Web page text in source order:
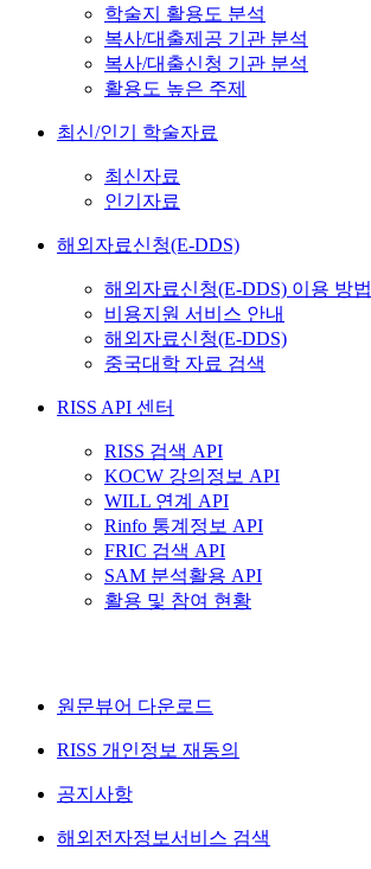
학술지 활용도 분석
복사/대출제공 기관 분석
복사/대출신청 기관 분석
활용도 높은 주제
최신/인기 학술자료
최신자료
인기자료
해외자료신청(E-DDS)
해외자료신청(E-DDS) 이용 방법
비용지원 서비스 안내
해외자료신청(E-DDS)
중국대학 자료 검색
RISS API 센터
RISS 검색 API
KOCW 강의정보 API
WILL 연계 API
Rinfo 통계정보 API
FRIC 검색 API
SAM 분석활용 API
활용 및 참여 현황
원문뷰어 다운로드
RISS 개인정보 재동의
공지사항
해외전자정보서비스 검색